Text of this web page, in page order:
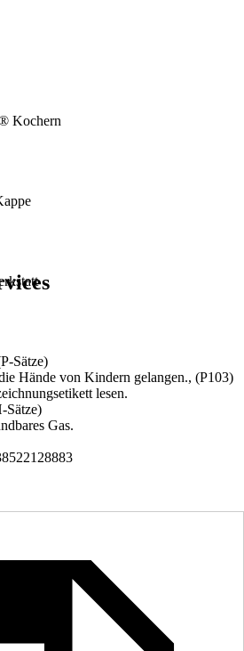
Kochern
Sätze)
Hände von Kindern gelangen., (P103)
lesen.
Sätze)
Gas.